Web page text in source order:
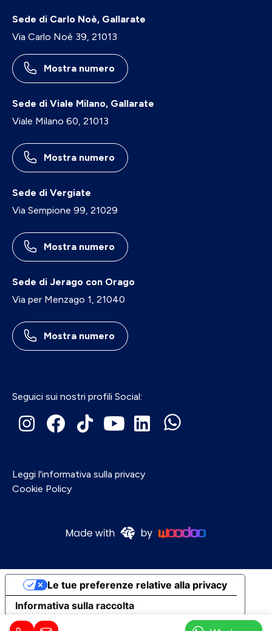
Sede di Carlo Noè, Gallarate
Via Carlo Noè 39, 21013
Mostra numero
Sede di Viale Milano, Gallarate
Viale Milano 60, 21013
Mostra numero
Sede di Vergiate
Via Sempione 99, 21029
Mostra numero
Sede di Jerago con Orago
Via per Menzago 1, 21040
Mostra numero
Seguici sui nostri profili Social:
Leggi l'informativa sulla privacy
Cookie Policy
Informativa sulla raccolta
Le tue preferenze relative alla privacy